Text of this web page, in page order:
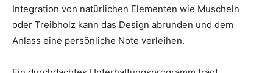
Integration von natürlichen Elementen wie Muscheln
oder Treibholz kann das Design abrunden und dem
Anlass eine persönliche Note verleihen.